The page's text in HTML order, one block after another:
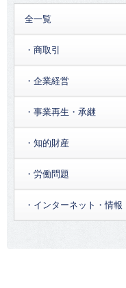
全一覧
・商取引
・企業経営
・事業再生・承継
・知的財産
・労働問題
・インターネット・情報